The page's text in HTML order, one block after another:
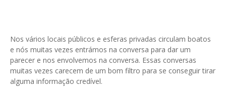
Nos vários locais públicos e esferas privadas circulam boatos
e nós muitas vezes entrámos na conversa para dar um
parecer e nos envolvemos na conversa. Essas conversas
muitas vezes carecem de um bom filtro para se conseguir tirar
alguma informação credível.